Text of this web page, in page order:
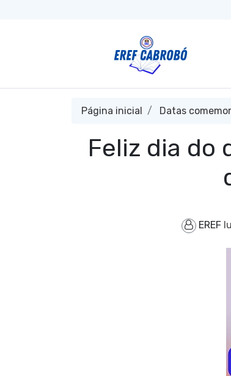
Página inicial Datas
Feliz dia do
EREF